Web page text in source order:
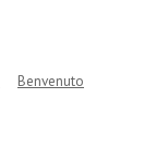
Benvenuto